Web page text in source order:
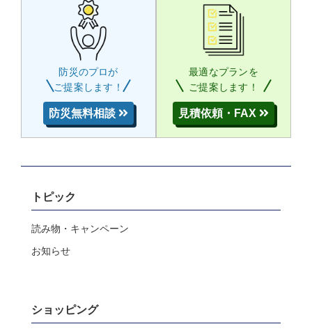
防災のプロが
ご提案します！
防災無料相談
最適なプランを
ご提案します！
見積依頼・FAX
トピック
読み物・キャンペーン
お知らせ
ショッピング